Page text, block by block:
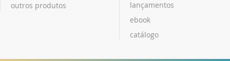
outros produtos
lançamentos
ebook
catálogo